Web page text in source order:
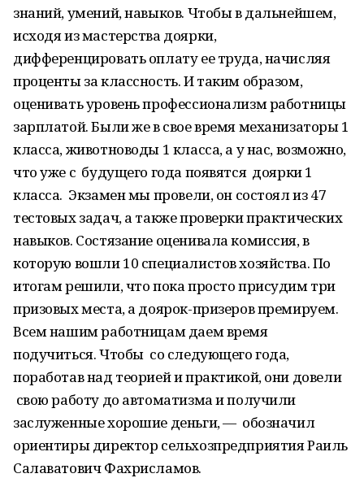
знаний, умений, навыков. Чтобы в дальнейшем,
исходя из мастерства доярки,
дифференцировать оплату ее труда, начисляя
проценты за классность. И таким образом,
оценивать уровень профессионализм работницы
зарплатой. Были же в свое время механизаторы 1
класса, животноводы 1 класса, а у нас, возможно,
что уже с будущего года появятся доярки 1
класса. Экзамен мы провели, он состоял из 47
тестовых задач, а также проверки практических
навыков. Состязание оценивала комиссия, в
которую вошли 10 специалистов хозяйства. По
итогам решили, что пока просто присудим три
призовых места, а доярок-призеров премируем.
Всем нашим работницам даем время
подучиться. Чтобы со следующего года,
поработав над теорией и практикой, они довели
свою работу до автоматизма и получили
заслуженные хорошие деньги, — обозначил
ориентиры директор сельхозпредприятия Раиль
Салаватович Фахрисламов.